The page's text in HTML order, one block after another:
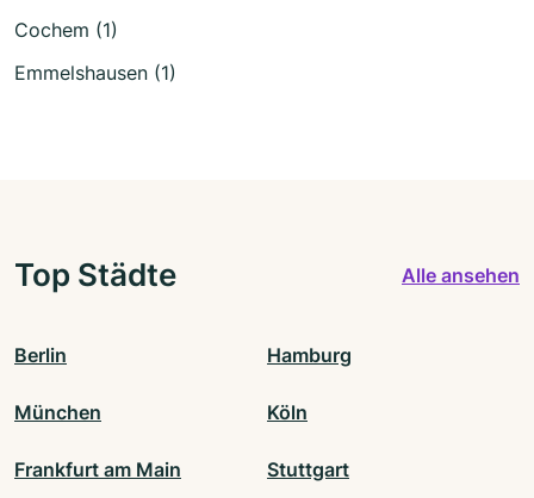
Cochem (1)
Emmelshausen (1)
Top Städte Alle ansehen
Berlin Hamburg
München Köln
Frankfurt am Main Stuttgart